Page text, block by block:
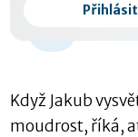
Přihlásit
Když Jakub
moudrost, říká,